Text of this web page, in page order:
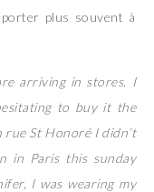
porter plus souvent à
arriving in stores. I
to buy it the
rue St Honoré I didn’t
in Paris this sunday
I was wearing my